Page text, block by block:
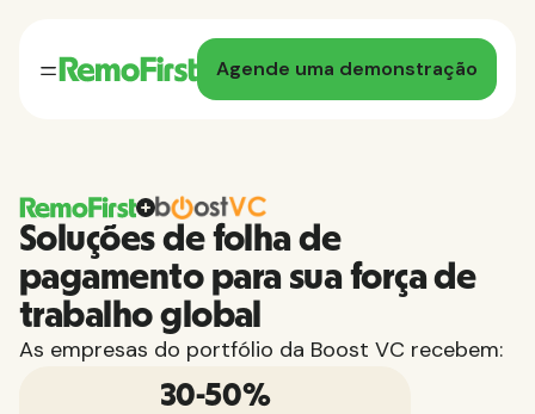
Agende uma demonstração
Soluções de folha de
pagamento para sua força de
trabalho global
As empresas do portfólio da Boost VC recebem:
30-50%